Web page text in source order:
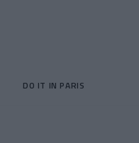
DO IT IN PARIS